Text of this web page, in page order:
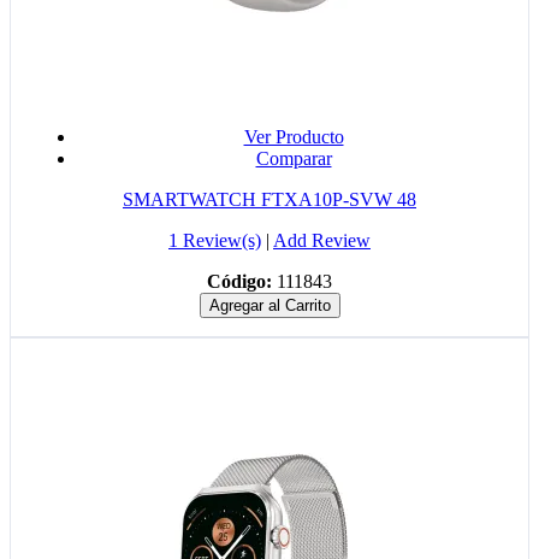
Ver Producto
Comparar
SMARTWATCH FTXA10P-SVW 48
1 Review(s) | Add Review
Código: 111843
Agregar al Carrito